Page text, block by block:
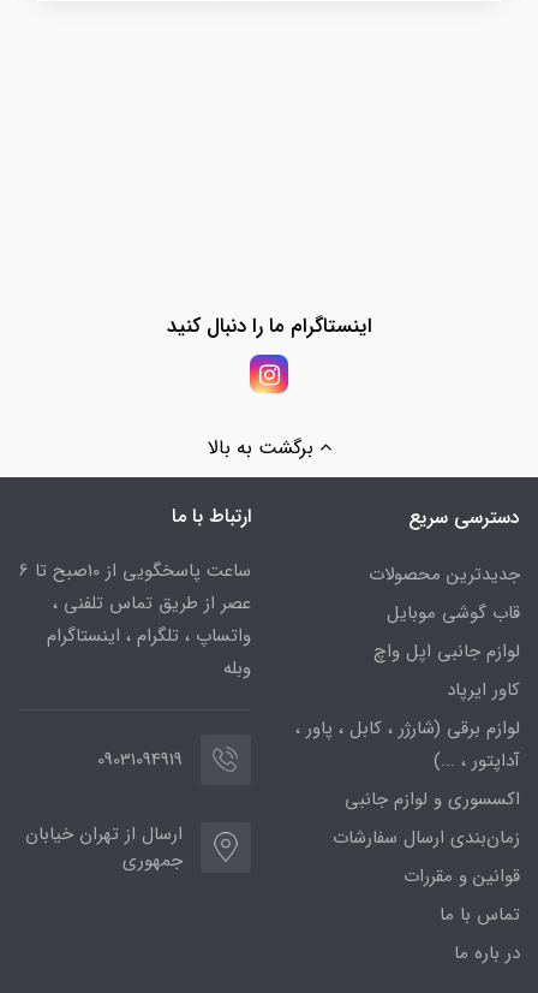
اینستاگرام ما را دنبال کنید
برگشت به بالا
دسترسی سریع
جدیدترین محصولات
قاب گوشی موبایل
لوازم جانبی اپل واچ
کاور ایرپاد
لوازم برقی (شارژر ، کابل ، پاور ،
آداپتور ، ...)
اکسسوری و لوازم جانبی
زمان‌بندی ارسال سفارشات
قوانین و مقررات
تماس با ما
در باره ما
ارتباط با ما
ساعت پاسخگویی از 10صبح تا 6
عصر از طریق تماس تلفنی ،
واتساپ ، تلگرام ، اینستاگرام
وبله
09031094919
ارسال از تهران خیابان
جمهوری